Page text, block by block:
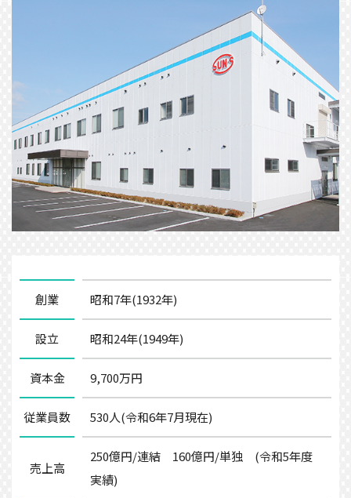
創業 昭和7年(1932年)
設立 昭和24年(1949年)
資本金 9,700万円
従業員数 530人(令和6年7月現在)
売上高
250億円/連結 160億円/単独 (令和5年度
実績)